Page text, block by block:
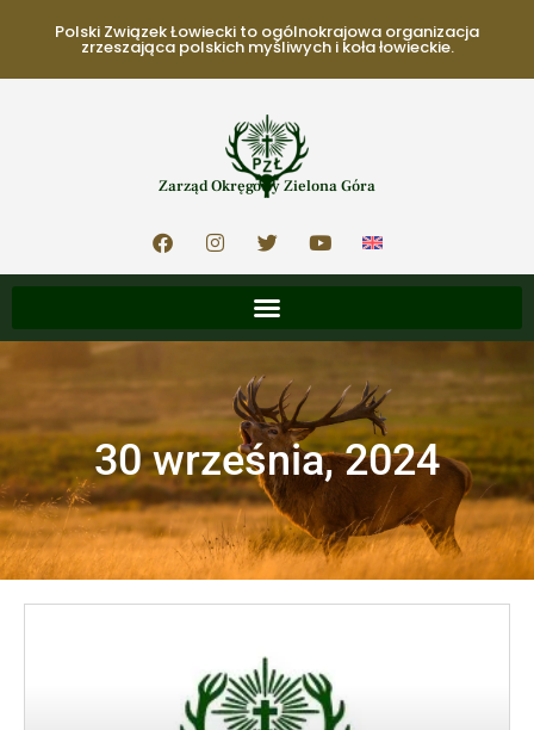
Polski Związek Łowiecki to ogólnokrajowa organizacja
zrzeszająca polskich myśliwych i koła łowieckie.
Zarząd Okręgowy Zielona Góra
30 września, 2024